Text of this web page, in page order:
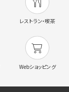
レストラン・喫茶
Webショッピング